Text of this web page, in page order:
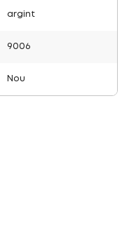
argint
9006
Nou